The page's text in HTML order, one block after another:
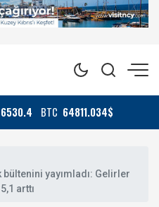
6530.4 BTC 64811.034$
bültenini yayımladı: Gelirler
arttı